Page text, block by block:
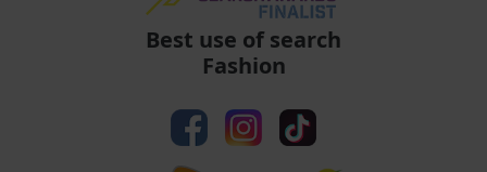
Best use of search
Fashion